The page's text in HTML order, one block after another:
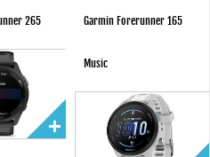
265 Garmin Forerunner 165
Music